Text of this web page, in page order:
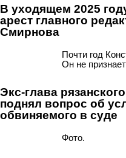
В уходящем 2025
арест главного
Смирнова
Почти год
Он не
Экс-глава
поднял вопрос об
обвиняемого в суде
Фото.